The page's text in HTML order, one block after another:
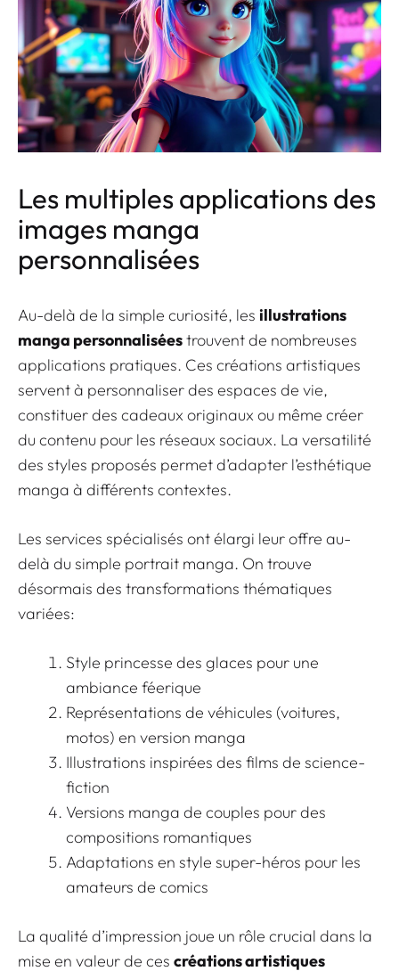
Les multiples applications des
images manga
personnalisées
Au-delà de la simple curiosité, les illustrations
manga personnaliséestrouvent de nombreuses
applications pratiques. Ces créations artistiques
servent à personnaliser des espaces de vie,
constituer des cadeaux originaux ou même créer
du contenu pour les réseaux sociaux. La versatilité
des styles proposés permet d’adapter l’esthétique
manga à différents contextes.
Les services spécialisés ont élargi leur offre au-
delà du simple portrait manga. On trouve
désormais des transformations thématiques
variées:
Style princesse des glaces pour une
ambiance féerique
Représentations de véhicules (voitures,
motos) en version manga
Illustrations inspirées des films de science-
fiction
Versions manga de couples pour des
compositions romantiques
Adaptations en style super-héros pour les
amateurs de comics
La qualité d’impression joue un rôle crucial dans la
mise en valeur de ces créations artistiques